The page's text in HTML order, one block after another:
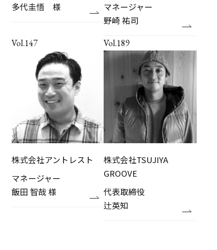
多代圭悟 様
マネージャー
野崎 祐司
Vol.147
株式会社アントレスト
マネージャー
飯田 智哉 様
Vol.189
株式会社TSUJIYA
GROOVE
代表取締役
辻英知